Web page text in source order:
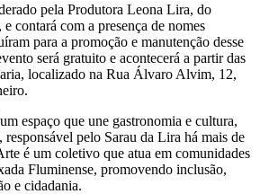
pela Produtora Leona Lira, do
contará com a presença de nomes
para a promoção e manutenção desse
será gratuito e acontecerá a partir das
localizado na Rua Álvaro Alvim, 12,
espaço que une gastronomia e cultura,
pelo Sarau da Lira há mais de
é um coletivo que atua em comunidades
Fluminense, promovendo inclusão,
e cidadania.